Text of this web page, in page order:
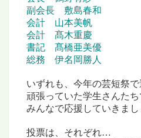
副会長 敷島春和
会計 山本美帆
会計 髙木重慶
書記 髙橋亜美優
総務 伊名岡勝人
いずれも、今年の芸短祭
頑張っていた学生さんたち
みんなで応援していきまし
投票は、それぞれ…